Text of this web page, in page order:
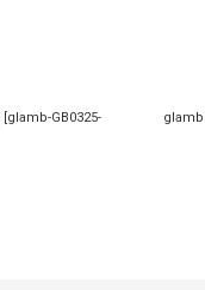
[glamb-GB0325-